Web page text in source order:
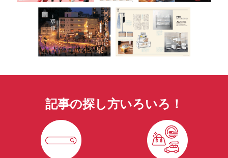
記事の探し方いろいろ！